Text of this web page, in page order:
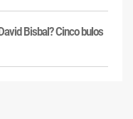
Bisbal? Cinco bulos